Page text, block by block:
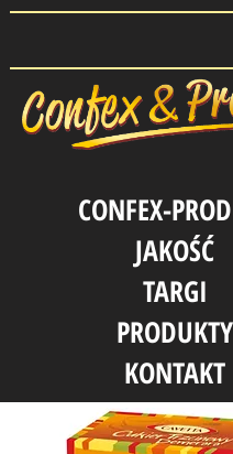
CONFEX-
JAKOŚĆ
TARGI
PRODUKTY
KONTAKT